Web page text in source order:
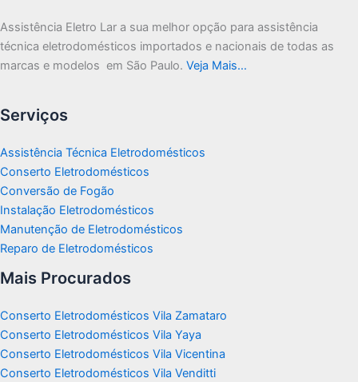
Assistência Eletro Lar a sua melhor opção para assistência
técnica eletrodomésticos importados e nacionais de todas as
marcas e modelos em São Paulo. Veja Mais…
Serviços
Assistência Técnica Eletrodomésticos
Conserto Eletrodomésticos
Conversão de Fogão
Instalação Eletrodomésticos
Manutenção de Eletrodomésticos
Reparo de Eletrodomésticos
Mais Procurados
Conserto Eletrodomésticos Vila Zamataro
Conserto Eletrodomésticos Vila Yaya
Conserto Eletrodomésticos Vila Vicentina
Conserto Eletrodomésticos Vila Venditti